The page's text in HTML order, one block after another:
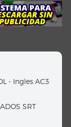
- Ingles AC3
SRT